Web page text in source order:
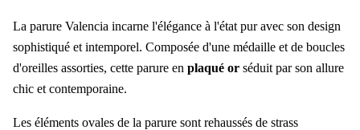
La parure Valencia incarne l'élégance à l'état pur avec son design
sophistiqué et intemporel. Composée d'une médaille et de boucles
d'oreilles assorties, cette parure en plaqué or séduit par son allure
chic et contemporaine.
Les éléments ovales de la parure sont rehaussés de strass